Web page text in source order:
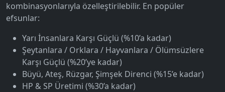
kombinasyonlarıyla özelleştirilebilir. En popüler
efsunlar:
Yarı İnsanlara Karşı Güçlü (%10’a kadar)
Şeytanlara / Orklara / Hayvanlara / Ölümsüzlere
Karşı Güçlü (%20’ye kadar)
Büyü, Ateş, Rüzgar, Şimşek Direnci (%15’e kadar)
HP & SP Üretimi (%30’a kadar)